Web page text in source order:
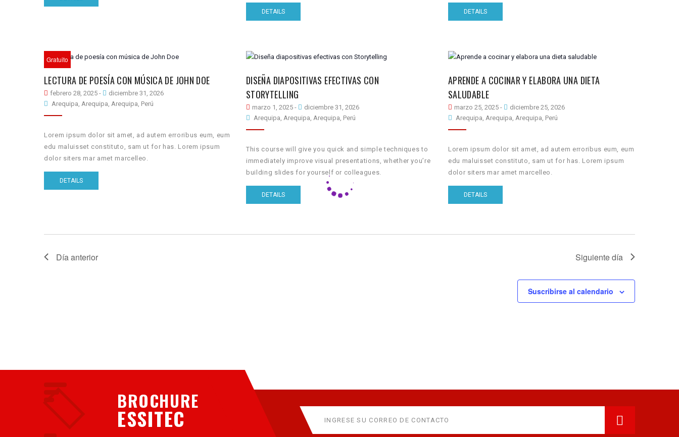
DETAILS DETAILS
Gratuito
LECTURA DE POESÍA CON MÚSICA DE JOHN DOE
febrero 28, 2025 -
diciembre 31, 2026
Arequipa, Arequipa, Arequipa, Perú
Lorem ipsum dolor sit amet, ad autem erroribus eum, eum
edu maluisset constituto, sam ut for has. Lorem ipsum
dolor siters mar amet marcelleo.
DETAILS
DISEÑA DIAPOSITIVAS EFECTIVAS CON
STORYTELLING
marzo 1, 2025 -
diciembre 31, 2026
Arequipa, Arequipa, Arequipa, Perú
This course will give you quick and simple techniques to
immediately improve visual presentations, whether you’re
building slides for yourself or colleagues.
DETAILS
APRENDE A COCINAR Y ELABORA UNA DIETA
SALUDABLE
marzo 25, 2025 -
diciembre 25, 2026
Arequipa, Arequipa, Arequipa, Perú
Lorem ipsum dolor sit amet, ad autem erroribus eum, eum
edu maluisset constituto, sam ut for has. Lorem ipsum
dolor siters mar amet marcelleo.
DETAILS
Día anterior Siguiente día
Suscribirse al calendario
BROCHURE
ESSITEC